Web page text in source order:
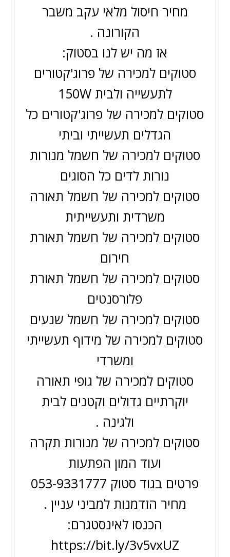
מחיר חיסול מלאי עקב משבר
הקורונה .
אז מה יש לנו בסטוק:
סטוקים למכירה של פרוג'קטורים
לתעשייה ולבית 150W
סטוקים למכירה של פרוג'קטורים כל
הגדלים תעשייתי וביתי
סטוקים למכירה של חשמל מנורות
נורות לדים כל הסוגים
סטוקים למכירה של חשמל תאורה
משרדית ותעשייתית
סטוקים למכירה של חשמל תאורת
חירום
סטוקים למכירה של חשמל תאורת
פלורסנטים
סטוקים למכירה של חשמל שנעים
סטוקים למכירה של מידוף תעשייתי
ומשרדי
סטוקים למכירה של גופי תאורה
יוקרתיים גדולים וקטנים לבית
ולגינה .
סטוקים למכירה של מנורות תקרה
ועוד המון הפתעות
פרטים בגוד סטוק 053-9331777
מחיר הזדמנות למביני עניין .
הכנסו לאינסטגרם:
https://bit.ly/3v5vxUZ